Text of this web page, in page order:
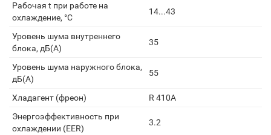
Рабочая t при работе на
охлаждение, °С
14...43
Уровень шума внутреннего
блока, дБ(А)
35
Уровень шума наружного блока,
дБ(А)
55
Хладагент (фреон)
R 410A
Энергоэффективность при
охлаждении (EER)
3.2